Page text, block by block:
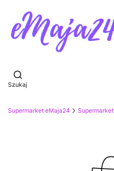
Otwórz wyszukiwarkę
Szukaj
Supermarket eMaja24 Supermarket